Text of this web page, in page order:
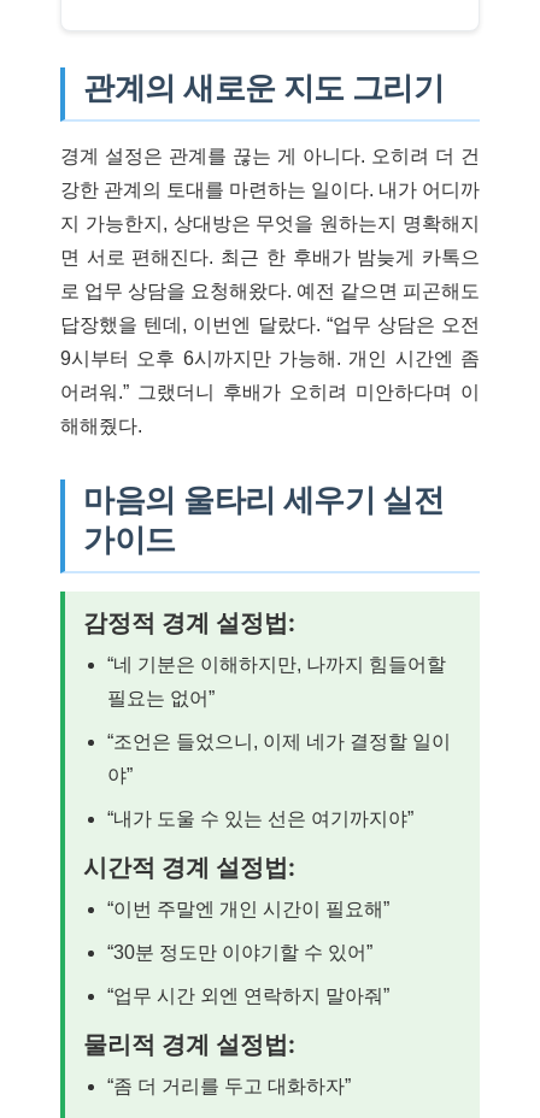
관계의 새로운 지도 그리기
경계 설정은 관계를 끊는 게 아니다. 오히려 더 건
강한 관계의 토대를 마련하는 일이다. 내가 어디까
지 가능한지, 상대방은 무엇을 원하는지 명확해지
면 서로 편해진다. 최근 한 후배가 밤늦게 카톡으
로 업무 상담을 요청해왔다. 예전 같으면 피곤해도
답장했을 텐데, 이번엔 달랐다. “업무 상담은 오전
9시부터 오후 6시까지만 가능해. 개인 시간엔 좀
어려워.” 그랬더니 후배가 오히려 미안하다며 이
해해줬다.
마음의 울타리 세우기 실전
가이드
감정적 경계 설정법:
“네 기분은 이해하지만, 나까지 힘들어할
필요는 없어”
“조언은 들었으니, 이제 네가 결정할 일이
야”
“내가 도울 수 있는 선은 여기까지야”
시간적 경계 설정법:
“이번 주말엔 개인 시간이 필요해”
“30분 정도만 이야기할 수 있어”
“업무 시간 외엔 연락하지 말아줘”
물리적 경계 설정법:
“좀 더 거리를 두고 대화하자”